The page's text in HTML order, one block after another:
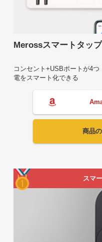
Merossスマートタップ
コンセント+USBポートが4
電をスマート化できる
商品
スマ